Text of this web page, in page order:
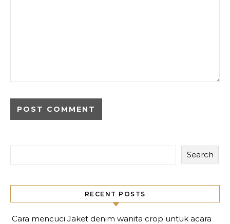
Search
RECENT POSTS
Cara mencuci Jaket denim wanita crop untuk acara